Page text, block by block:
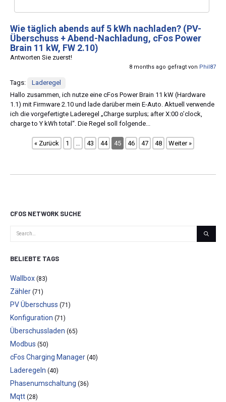
Wie täglich abends auf 5 kWh nachladen? (PV-
Überschuss + Abend-Nachladung, cFos Power
Brain 11 kW, FW 2.10)
Antworten Sie zuerst!
8 months ago gefragt von Phil87
Tags:
Laderegel
Hallo zusammen, ich nutze eine cFos Power Brain 11 kW (Hardware
1.1) mit Firmware 2.10 und lade darüber mein E-Auto. Aktuell verwende
ich die vorgefertigte Laderegel „Charge surplus; after X:00 o’clock,
charge to Y kWh total“. Die Regel soll folgende...
« Zurück 1 … 43 44 45 46 47 48 Weiter »
CFOS NETWORK SUCHE
BELIEBTE TAGS
Wallbox (83)
Zähler (71)
PV Überschuss (71)
Konfiguration (71)
Überschussladen (65)
Modbus (50)
cFos Charging Manager (40)
Laderegeln (40)
Phasenumschaltung (36)
Mqtt (28)